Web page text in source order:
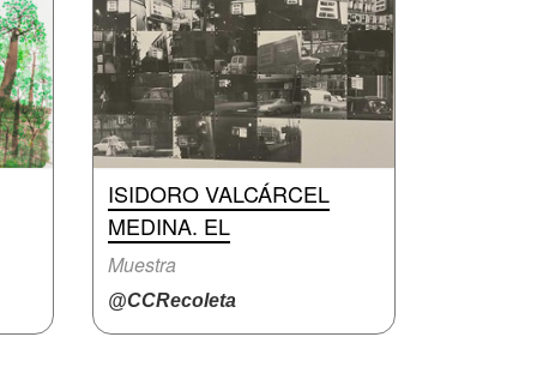
ISIDORO VALCÁRCEL
MEDINA. EL
Muestra
@CCRecoleta